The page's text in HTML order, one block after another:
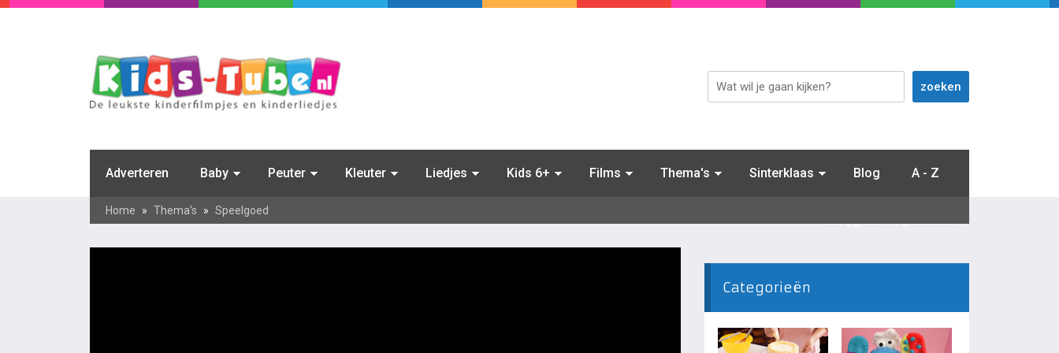
Adverteren Baby Peuter Kleuter Liedjes Kids 6+ Films Thema's Sinterklaas Blog A - Z
Inloggen / Registreren
Home » Thema's » Speelgoed
Categorieën